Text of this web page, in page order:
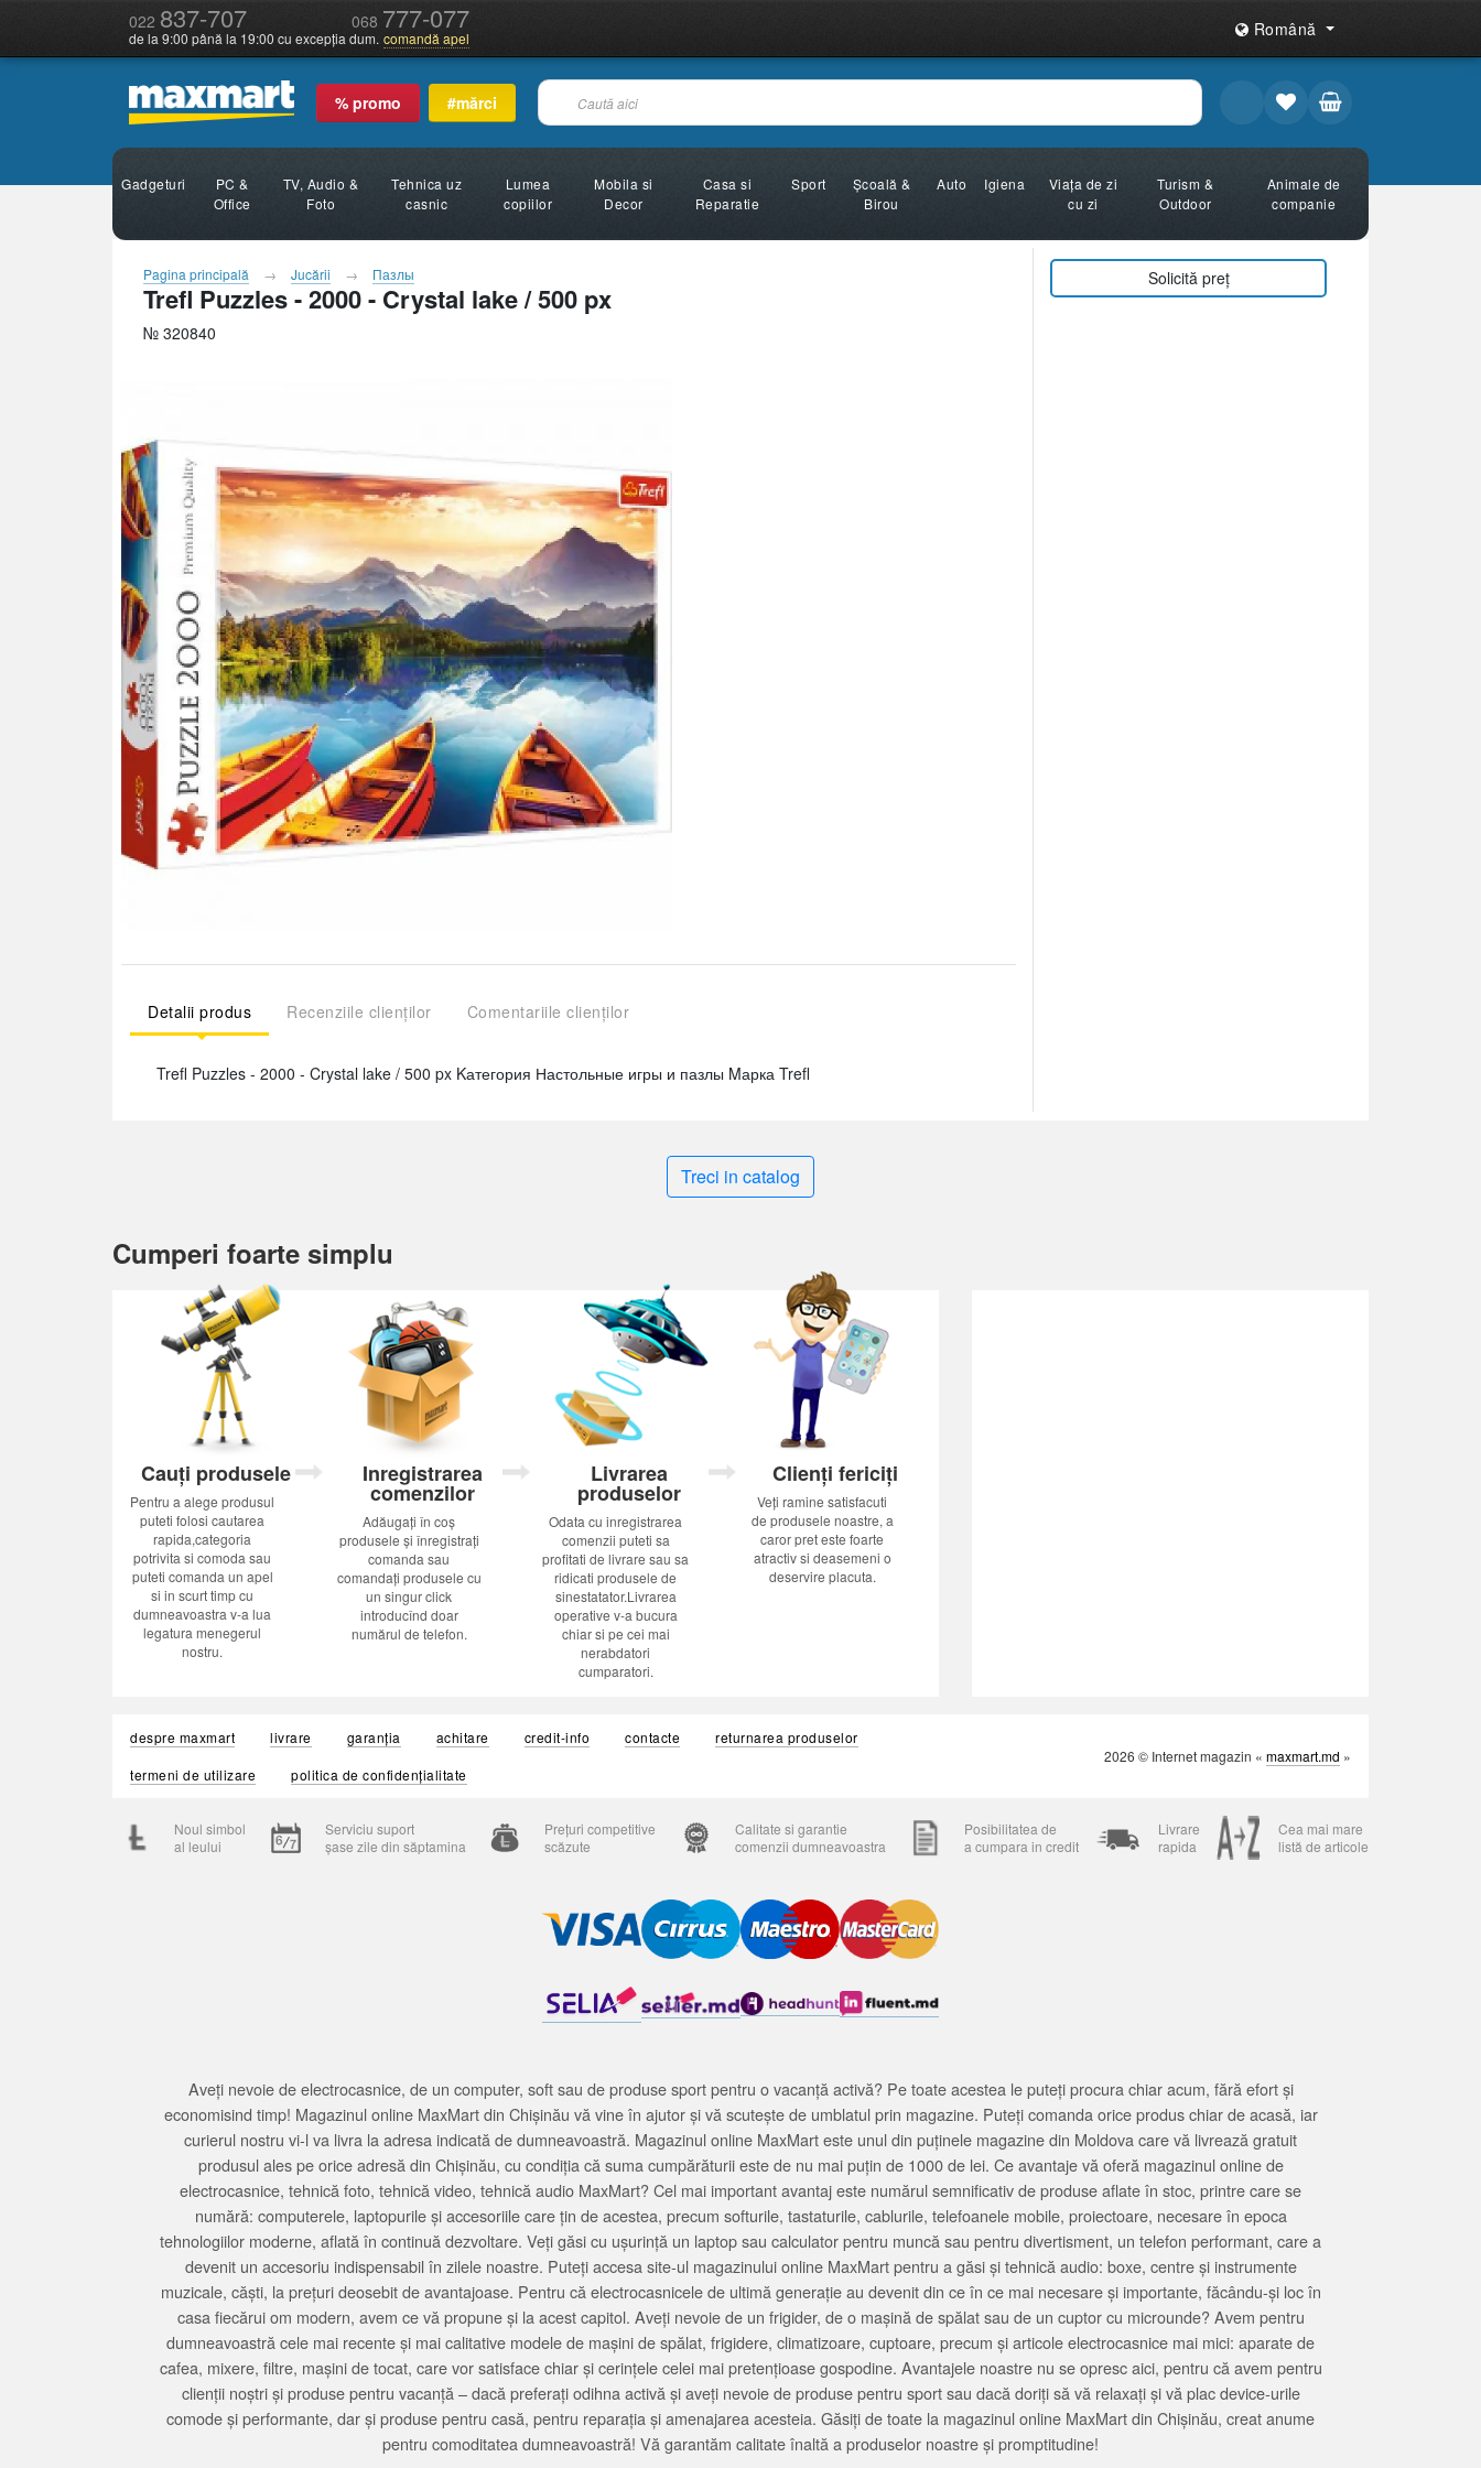
022 837-707 068 777-077
de la 9:00 până la 19:00 cu excepția dum. comandă apel Română
% promo #mărci
Gadgeturi
PC &
Office
TV, Audio &
Foto
Tehnica uz
casnic
Lumea
copiilor
Mobila si
Decor
Casa si
Reparatie
Sport
Şcoală &
Birou
Auto Igiena
Viața de zi
cu zi
Turism &
Outdoor
Animale de
companie
Pagina principală Jucării Пазлы
Trefl Puzzles - 2000 - Crystal lake / 500 px
№ 320840
Detalii produs Recenziile clienților Comentariile clienților
Trefl Puzzles - 2000 - Crystal lake / 500 px Kатегория Настольные игры и пазлы Mарка Trefl
Solicită preț
Treci in catalog
Cumperi foarte simplu
Cauți produsele
Pentru a alege produsul
puteti folosi cautarea
rapida,categoria
potrivita si comoda sau
puteti comanda un apel
si in scurt timp cu
dumneavoastra v-a lua
legatura menegerul
nostru.
Inregistrarea
comenzilor
Adăugați în coș
produsele și înregistrați
comanda sau
comandați produsele cu
un singur click
introducînd doar
numărul de telefon.
Livrarea
produselor
Odata cu inregistrarea
comenzii puteti sa
profitati de livrare sau sa
ridicati produsele de
sinestatator.Livrarea
operative v-a bucura
chiar si pe cei mai
nerabdatori
cumparatori.
Clienți fericiți
Veți ramine satisfacuti
de produsele noastre, a
caror pret este foarte
atractiv si deasemeni o
deservire placuta.
despre maxmart livrare garanția achitare credit-info contacte
returnarea produselor
termeni de utilizare
politica de confidențialitate
2026 © Internet magazin « maxmart.md »
Noul simbol
al leului
Serviciu suport
șase zile din săptamina
Prețuri competitive
scăzute
Calitate si garantie
comenzii dumneavoastra
Posibilitatea de
a cumpara in credit
Livrare
rapida
Cea mai mare
listă de articole
Aveți nevoie de electrocasnice, de un computer, soft sau de produse sport pentru o vacanță activă? Pe toate acestea le puteți procura chiar acum, fără efort și
economisind timp! Magazinul online MaxMart din Chișinău vă vine în ajutor și vă scutește de umblatul prin magazine. Puteți comanda orice produs chiar de acasă, iar
curierul nostru vi-l va livra la adresa indicată de dumneavoastră. Magazinul online MaxMart este unul din puținele magazine din Moldova care vă livrează gratuit
produsul ales pe orice adresă din Chișinău, cu condiția că suma cumpărăturii este de nu mai puțin de 1000 de lei. Ce avantaje vă oferă magazinul online de
electrocasnice, tehnică foto, tehnică video, tehnică audio MaxMart? Cel mai important avantaj este numărul semnificativ de produse aflate în stoc, printre care se
numără: computerele, laptopurile și accesoriile care țin de acestea, precum softurile, tastaturile, cablurile, telefoanele mobile, proiectoare, necesare în epoca
tehnologiilor moderne, aflată în continuă dezvoltare. Veți găsi cu ușurință un laptop sau calculator pentru muncă sau pentru divertisment, un telefon performant, care a
devenit un accesoriu indispensabil în zilele noastre. Puteți accesa site-ul magazinului online MaxMart pentru a găsi și tehnică audio: boxe, centre și instrumente
muzicale, căști, la prețuri deosebit de avantajoase. Pentru că electrocasnicele de ultimă generație au devenit din ce în ce mai necesare și importante, făcându-și loc în
casa fiecărui om modern, avem ce vă propune și la acest capitol. Aveți nevoie de un frigider, de o mașină de spălat sau de un cuptor cu microunde? Avem pentru
dumneavoastră cele mai recente și mai calitative modele de mașini de spălat, frigidere, climatizoare, cuptoare, precum și articole electrocasnice mai mici: aparate de
cafea, mixere, filtre, mașini de tocat, care vor satisface chiar și cerințele celei mai pretențioase gospodine. Avantajele noastre nu se opresc aici, pentru că avem pentru
clienții noștri și produse pentru vacanță – dacă preferați odihna activă și aveți nevoie de produse pentru sport sau dacă doriți să vă relaxați și vă plac device-urile
comode și performante, dar și produse pentru casă, pentru reparația și amenajarea acesteia. Găsiți de toate la magazinul online MaxMart din Chișinău, creat anume
pentru comoditatea dumneavoastră! Vă garantăm calitate înaltă a produselor noastre și promptitudine!